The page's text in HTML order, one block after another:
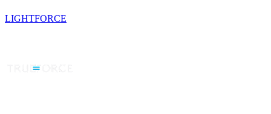
LIGHTFORCE